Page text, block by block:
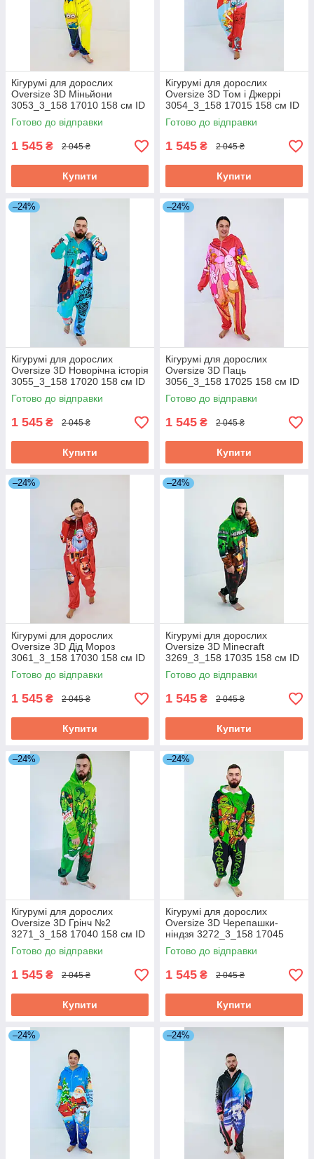
Кігурумі для дорослих
Oversize 3D Міньйони
3053_3_158 17010 158 см ID
4882373
Готово до відправки
1 545 ₴ 2 045 ₴
Купити
Кігурумі для дорослих
Oversize 3D Том і Джеррі
3054_3_158 17015 158 см ID
4882378
Готово до відправки
1 545 ₴ 2 045 ₴
Купити
–24%
Кігурумі для дорослих
Oversize 3D Новорічна історія
3055_3_158 17020 158 см ID
4882383
Готово до відправки
1 545 ₴ 2 045 ₴
Купити
–24%
Кігурумі для дорослих
Oversize 3D Паць
3056_3_158 17025 158 см ID
4882388
Готово до відправки
1 545 ₴ 2 045 ₴
Купити
–24%
Кігурумі для дорослих
Oversize 3D Дід Мороз
3061_3_158 17030 158 см ID
4882393
Готово до відправки
1 545 ₴ 2 045 ₴
Купити
–24%
Кігурумі для дорослих
Oversize 3D Minecraft
3269_3_158 17035 158 см ID
4882398
Готово до відправки
1 545 ₴ 2 045 ₴
Купити
–24%
Кігурумі для дорослих
Oversize 3D Грінч №2
3271_3_158 17040 158 см ID
4882403
Готово до відправки
1 545 ₴ 2 045 ₴
Купити
–24%
Кігурумі для дорослих
Oversize 3D Черепашки-
ніндзя 3272_3_158 17045
158 см ID 4882408
Готово до відправки
1 545 ₴ 2 045 ₴
Купити
–24% –24%